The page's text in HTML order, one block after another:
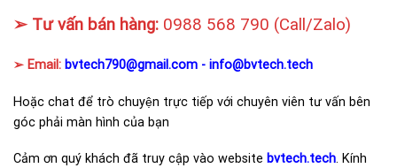
➢ Tư vấn bán hàng: 0988 568 790 (Call/Zalo)
➢ Email: bvtech790@gmail.com - info@bvtech.tech
Hoặc chat để trò chuyện trực tiếp với chuyên viên tư vấn bên
góc phải màn hình của bạn
Cảm ơn quý khách đã truy cập vào website bvtech.tech. Kính